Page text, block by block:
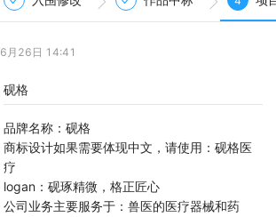
登录 / 注册
6月26日 14:41
砚格
品牌名称：砚格
商标设计如果需要体现中文，请使用：砚格医
疗
logan：砚琢精微，格正匠心
公司业务主要服务于：兽医的医疗器械和药